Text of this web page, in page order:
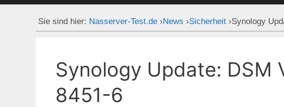
Sie sind hier: Nasserver-Test.de ›News ›Sicherheit ›Synology
Synology Update: DSM
8451-6